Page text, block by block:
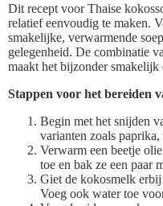
Dit recept voor Thaise
relatief eenvoudig te maken.
smakelijke, verwarmende
gelegenheid. De combinatie
maakt het bijzonder smakelijk
Stappen voor het bereiden
Begin met het snijden
varianten zoals
Verwarm een beetje
toe en bak ze een paar
Giet de kokosmelk
Voeg ook water toe